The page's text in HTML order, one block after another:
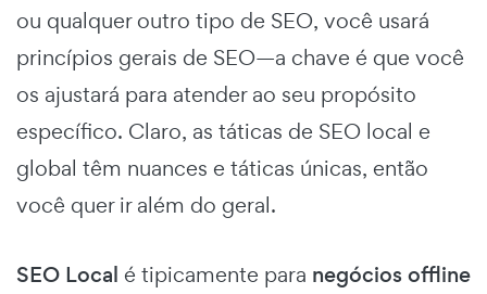
ou qualquer outro tipo de SEO, você usará
princípios gerais de SEO—a chave é que você
os ajustará para atender ao seu propósito
específico. Claro, as táticas de SEO local e
global têm nuances e táticas únicas, então
você quer ir além do geral.
SEO Local é tipicamente para negócios offline